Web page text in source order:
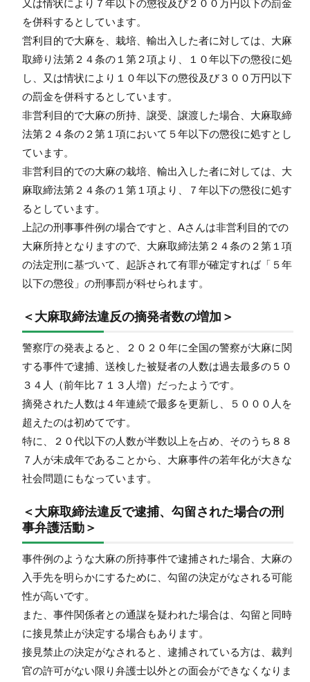
又は情状により７年以下の懲役及び２００万円以下の罰金
を併科するとしています。
営利目的で大麻を、栽培、輸出入した者に対しては、大麻
取締り法第２４条の１第２項より、１０年以下の懲役に処
し、又は情状により１０年以下の懲役及び３００万円以下
の罰金を併科するとしています。
非営利目的で大麻の所持、譲受、譲渡した場合、大麻取締
法第２４条の２第１項において５年以下の懲役に処すとし
ています。
非営利目的での大麻の栽培、輸出入した者に対しては、大
麻取締法第２４条の１第１項より、７年以下の懲役に処す
るとしています。
上記の刑事事件例の場合ですと、Aさんは非営利目的での
大麻所持となりますので、大麻取締法第２４条の２第１項
の法定刑に基づいて、起訴されて有罪が確定すれば「５年
以下の懲役」の刑事罰が科せられます。
＜大麻取締法違反の摘発者数の増加＞
警察庁の発表よると、２０２０年に全国の警察が大麻に関
する事件で逮捕、送検した被疑者の人数は過去最多の５０
３４人（前年比７１３人増）だったようです。
摘発された人数は４年連続で最多を更新し、５０００人を
超えたのは初めてです。
特に、２０代以下の人数が半数以上を占め、そのうち８８
７人が未成年であることから、大麻事件の若年化が大きな
社会問題にもなっています。
＜大麻取締法違反で逮捕、勾留された場合の刑
事弁護活動＞
事件例のような大麻の所持事件で逮捕された場合、大麻の
入手先を明らかにするために、勾留の決定がなされる可能
性が高いです。
また、事件関係者との通謀を疑われた場合は、勾留と同時
に接見禁止が決定する場合もあります。
接見禁止の決定がなされると、逮捕されている方は、裁判
官の許可がない限り弁護士以外との面会ができなくなりま